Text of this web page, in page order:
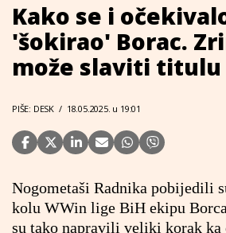
Kako se i
'šokirao' Borac.
može slaviti titulu
PIŠE: DESK / 18.05.2025. u 19:01
Nogometaši Radnika pobijedili
kolu WWin lige BiH ekipu
su tako napravili veliki korak ka